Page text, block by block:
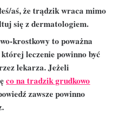
aś, że trądzik wraca mimo
się z dermatologiem.
krostkowy to poważna
leczenie powinno być
lekarza. Jeżeli
co na tradzik grudkowo
zawsze powinno